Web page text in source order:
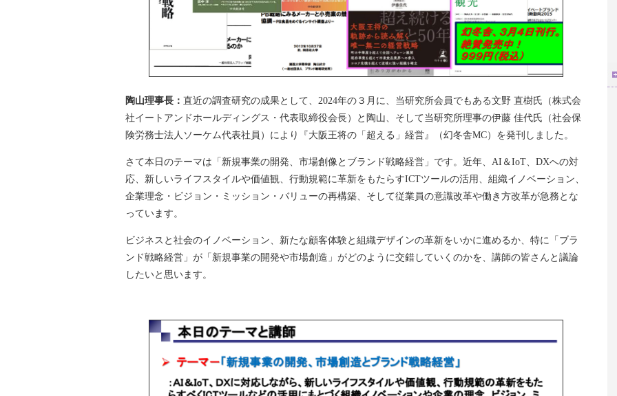
陶山理事長： 直近の調査研究の成果として、2024年の３月に、当研究所会員でもある文野 直樹氏（株式会
社イートアンドホールディングス・代表取締役会長）と陶山、そして当研究所理事の伊藤 佳代氏（社会保
険労務士法人ソーケム代表社員）により『大阪王将の「超える」経営』（幻冬舎MC）を発刊しました。
さて本日のテーマは「新規事業の開発、市場創像とブランド戦略経営」です。近年、AI＆IoT、DXへの対
応、新しいライフスタイルや価値観、行動規範に革新をもたらすICTツールの活用、組織イノベーション、
企業理念・ビジョン・ミッション・バリューの再構築、そして従業員の意識改革や働き方改革が急務とな
っています。
ビジネスと社会のイノベーション、新たな顧客体験と組織デザインの革新をいかに進めるか、特に「ブラ
ンド戦略経営」が「新規事業の開発や市場創造」がどのように交錯していくのかを、講師の皆さんと議論
したいと思います。